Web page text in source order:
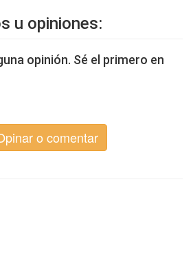
u opiniones:
opinión. Sé el primero en
o comentar